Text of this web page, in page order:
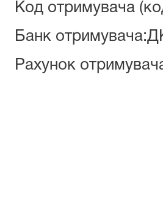
Код отримувача
Банк
Рахунок